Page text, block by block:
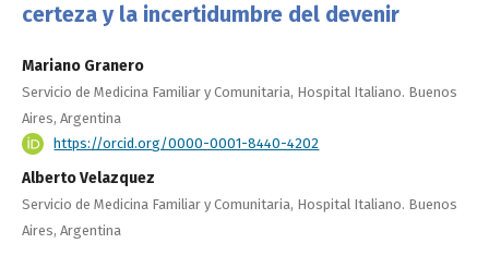
certeza y la incertidumbre del devenir
Mariano Granero
Servicio de Medicina Familiar y Comunitaria, Hospital Italiano. Buenos
Aires, Argentina
https://orcid.org/0000-0001-8440-4202
Alberto Velazquez
Servicio de Medicina Familiar y Comunitaria, Hospital Italiano. Buenos
Aires, Argentina